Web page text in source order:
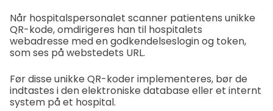
Når hospitalspersonalet scanner patientens unikke
QR-kode, omdirigeres han til hospitalets
webadresse med en godkendelseslogin og token,
som ses på webstedets URL.
Før disse unikke QR-koder implementeres, bør de
indtastes i den elektroniske database eller et internt
system på et hospital.